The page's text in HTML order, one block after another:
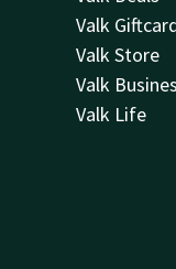
Valk
Valk Store
Valk
Valk Life